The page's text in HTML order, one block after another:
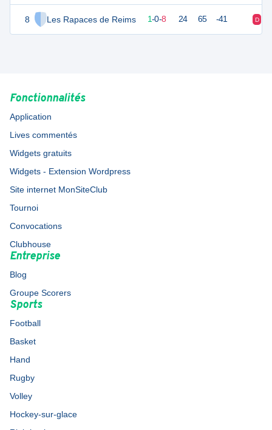
8 Les Rapaces de Reims
3 9 1-0-8 24 65 -41 D
Fonctionnalités
Application
Lives commentés
Widgets gratuits
Widgets - Extension Wordpress
Site internet MonSiteClub
Tournoi
Convocations
Clubhouse
Entreprise
Blog
Groupe Scorers
Sports
Football
Basket
Hand
Rugby
Volley
Hockey-sur-glace